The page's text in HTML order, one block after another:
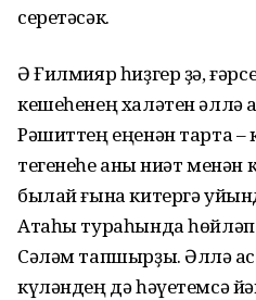
серетəсəк.
Ə Ғилмияр һиҙгер ҙə,
кешеһенең халəтен əллə
Рəшиттең еңенəн тарта –
тегенеһе аныҡ ниəт менəн
былай ғына китергə
Атаһы тураһында
Сəлəм тапшырҙы. Əллə
күлəндең дə һəүетемсə